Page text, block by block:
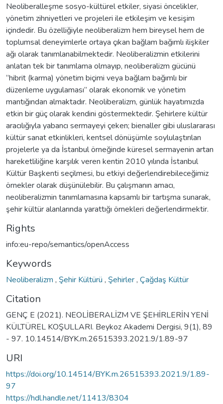
Neoliberalleşme sosyo-kültürel etkiler, siyasi öncelikler,
yönetim zihniyetleri ve projeleri ile etkileşim ve kesişim
içindedir. Bu özelliğiyle neoliberalizm hem bireysel hem de
toplumsal deneyimlerle ortaya çıkan bağlam bağımlı ilişkiler
ağı olarak tanımlanabilmektedir. Neoliberalizmin etkilerini
anlatan tek bir tanımlama olmayıp, neoliberalizm gücünü
“hibrit (karma) yönetim biçimi veya bağlam bağımlı bir
düzenleme uygulaması” olarak ekonomik ve yönetim
mantığından almaktadır. Neoliberalizm, günlük hayatımızda
etkin bir güç olarak kendini göstermektedir. Şehirlere kültür
aracılığıyla yabancı sermayeyi çeken; bienaller gibi uluslararası
kültür sanat etkinlikleri, kentsel dönüşümle soylulaştırılan
projelerle ya da İstanbul örneğinde küresel sermayenin artan
hareketliliğine karşılık veren kentin 2010 yılında İstanbul
Kültür Başkenti seçilmesi, bu etkiyi değerlendirebileceğimiz
örnekler olarak düşünülebilir. Bu çalışmanın amacı,
neoliberalizmin tanımlamasına kapsamlı bir tartışma sunarak,
şehir kültür alanlarında yarattığı örnekleri değerlendirmektir.
Rights
info:eu-repo/semantics/openAccess
Keywords
Neoliberalizm , Şehir Kültürü , Şehirler, Çağdaş Kültür
Citation
GENÇ E (2021). NEOLİBERALİZM VE ŞEHİRLERİN YENİ
KÜLTÜREL KOŞULLARI. Beykoz Akademi Dergisi, 9(1), 89
- 97. 10.14514/BYK.m.26515393.2021.9/1.89-97
URI
https://doi.org/10.14514/BYK.m.26515393.2021.9/1.89-
97
https://hdl.handle.net/11413/8304